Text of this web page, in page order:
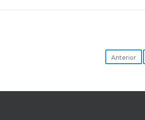
um micro-ondas para dar apoio á
Anterior